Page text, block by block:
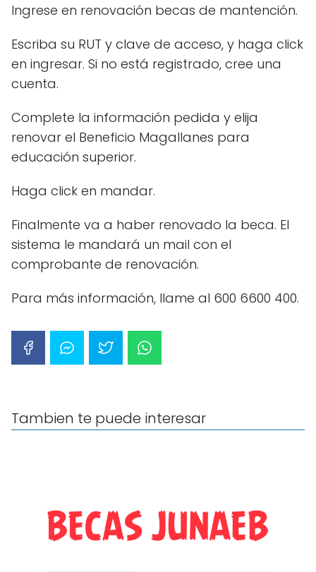
Ingrese en renovación becas de mantención.
Escriba su RUT y clave de acceso, y haga click
en ingresar. Si no está registrado, cree una
cuenta.
Complete la información pedida y elija
renovar el Beneficio Magallanes para
educación superior.
Haga click en mandar.
Finalmente va a haber renovado la beca. El
sistema le mandará un mail con el
comprobante de renovación.
Para más información, llame al 600 6600 400.
Tambien te puede interesar